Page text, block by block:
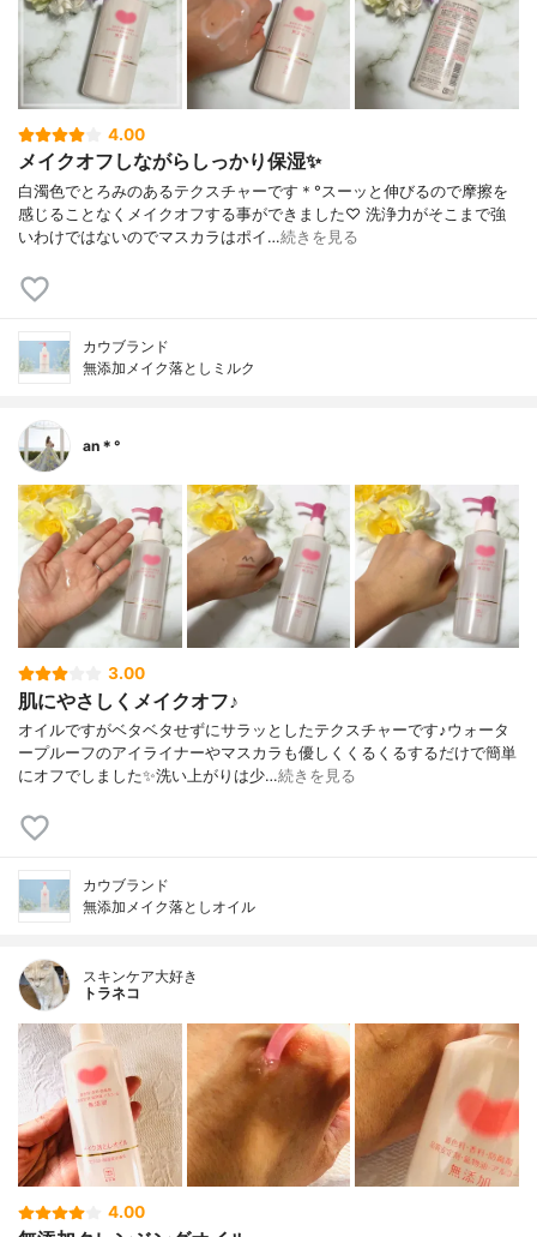
4.00
メイクオフしながらしっかり保湿✨
白濁色でとろみのあるテクスチャーです＊°スーッと伸びるので摩擦を
感じることなくメイクオフする事ができました♡ 洗浄力がそこまで強
いわけではないのでマスカラはポイ…続きを見る
カウブランド
無添加メイク落としミルク
an＊°
3.00
肌にやさしくメイクオフ♪
オイルですがベタベタせずにサラッとしたテクスチャーです♪ウォータ
ープルーフのアイライナーやマスカラも優しくくるくるするだけで簡単
にオフでしました✨洗い上がりは少…続きを見る
カウブランド
無添加メイク落としオイル
スキンケア大好き
トラネコ
4.00